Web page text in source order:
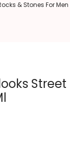
& Stones For Men
Street